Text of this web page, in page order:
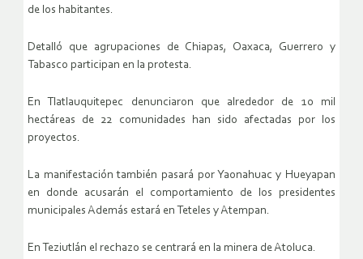
de los habitantes.
Detalló que agrupaciones de Chiapas, Oaxaca, Guerrero y
Tabasco participan en la protesta.
En Tlatlauquitepec denunciaron que alrededor de 10 mil
hectáreas de 22 comunidades han sido afectadas por los
proyectos.
La manifestación también pasará por Yaonahuac y Hueyapan
en donde acusarán el comportamiento de los presidentes
municipales Además estará en Teteles y Atempan.
En Teziutlán el rechazo se centrará en la minera de Atoluca.